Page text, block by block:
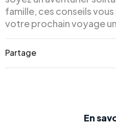
famille, ces conseils
votre prochain voyage
Partage
En